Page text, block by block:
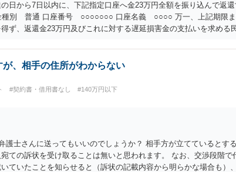
日から7日以内に、下記指定口座へ金23万円全額を振り込んで返
通 口座番号 ○○○○○○○ 口座名義 ○○○○ 万一、上記期限まで
ず、返還金23万円及びこれに対する遅延損害金の支払いを求め
の履行を求めるものにすぎません。貴殿の仕入先との取引関係
はありません。 これ以上、本件の解決を不必要に遅延させるこ
、相手の住所がわからない
#契約書・借用書なし #140万円以下
護士さんに送ってもいいのでしょうか？ 相手方が立てているとす
ての訴状を受け取ることは無いと思われます。 なお、交渉段階
ていたことを知らせると（訴状の記載内容から明らかな場合も